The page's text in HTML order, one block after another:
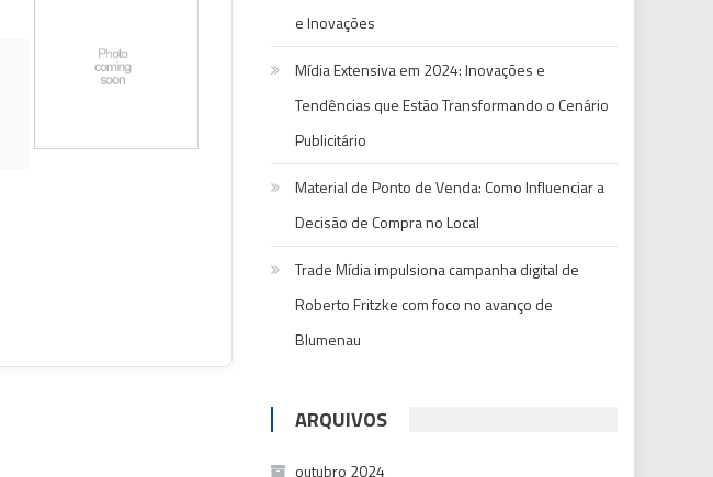
e Inovações
Mídia Extensiva em 2024: Inovações e
Tendências que Estão Transformando o Cenário
Publicitário
Material de Ponto de Venda: Como Influenciar a
Decisão de Compra no Local
Trade Mídia impulsiona campanha digital de
Roberto Fritzke com foco no avanço de
Blumenau
ARQUIVOS
outubro 2024